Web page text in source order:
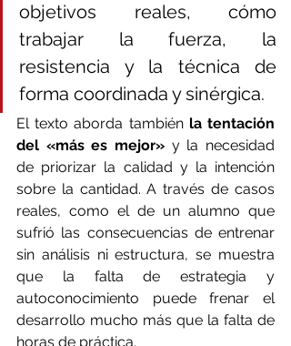
objetivos reales, cómo
trabajar la fuerza, la
resistencia y la técnica de
forma coordinada y sinérgica.
El texto aborda también la tentación
del «más es mejor» y la necesidad
de priorizar la calidad y la intención
sobre la cantidad. A través de casos
reales, como el de un alumno que
sufrió las consecuencias de entrenar
sin análisis ni estructura, se muestra
que la falta de estrategia y
autoconocimiento puede frenar el
desarrollo mucho más que la falta de
horas de práctica.